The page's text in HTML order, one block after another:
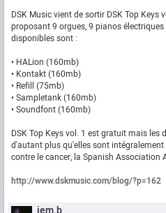
DSK Music vient de sortir DSK Top Keys
proposant 9 orgues, 9 pianos
disponibles sont :
• HALion (160mb)
• Kontakt (160mb)
• Refill (75mb)
• Sampletank (160mb)
• Soundfont (160mb)
DSK Top Keys vol. 1 est gratuit mais les
d'autant plus qu'elles sont
contre le cancer, la Spanish Association
http://www.dskmusic.com/blog/?p=162